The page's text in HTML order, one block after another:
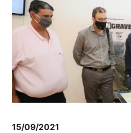
15/09/2021